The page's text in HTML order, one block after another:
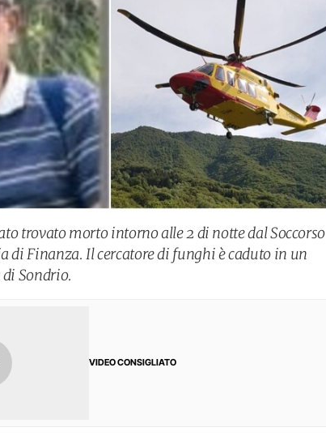
trovato morto intorno alle 2 di notte dal Soccorso
di Finanza. Il cercatore di funghi è caduto in un
Sondrio.
VIDEO CONSIGLIATO